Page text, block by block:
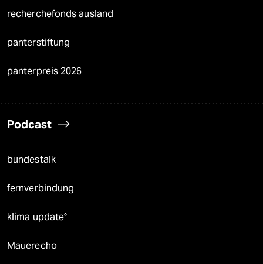
recherchefonds ausland
panterstiftung
panterpreis 2026
Podcast
bundestalk
fernverbindung
klima update°
Mauerecho